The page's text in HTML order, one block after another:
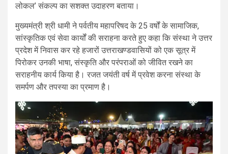
लोकल’ संकल्प का सशक्त उदाहरण बताया।
मुख्यमंत्री श्री धामी ने पर्वतीय महापरिषद के 25 वर्षों के सामाजिक,
सांस्कृतिक एवं सेवा कार्यों की सराहना करते हुए कहा कि संस्था ने उत्तर
प्रदेश में निवास कर रहे हजारों उत्तराखण्डवासियों को एक सूत्र में
पिरोकर उनकी भाषा, संस्कृति और परंपराओं को जीवित रखने का
सराहनीय कार्य किया है। रजत जयंती वर्ष में प्रवेश करना संस्था के
समर्पण और तपस्या का प्रमाण है।